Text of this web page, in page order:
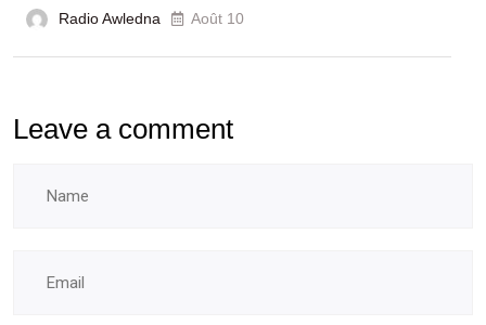
Radio Awledna Août 10
Leave a comment